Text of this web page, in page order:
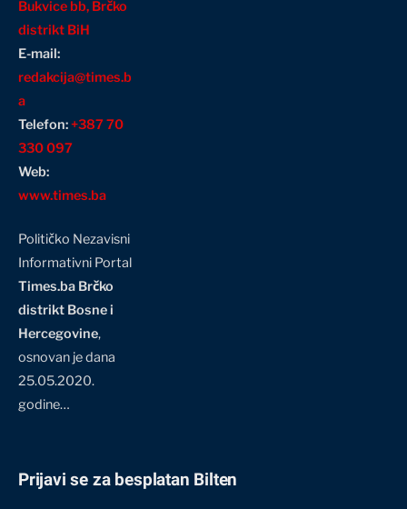
Bukvice bb, Brčko
distrikt BiH
E-mail:
redakcija@times.b
a
Telefon:+387 70
330 097
Web:
www.times.ba
Političko Nezavisni
Informativni Portal
Times.ba Brčko
distrikt Bosne i
Hercegovine,
osnovan je dana
25.05.2020.
godine…
Prijavi se za besplatan Bilten